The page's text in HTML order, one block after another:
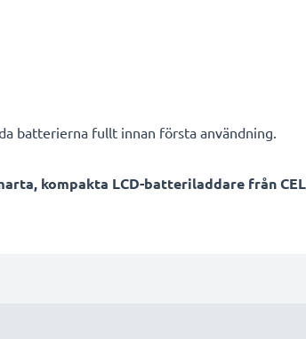
batterierna fullt innan första användning.
kompakta LCD-batteriladdare från